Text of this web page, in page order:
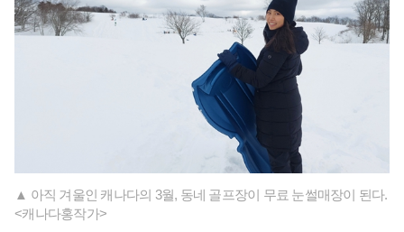
▲ 아직 겨울인 캐나다의 3월, 동네 골프장이 무료 눈썰매장이 된다.
<캐나다홍작가>